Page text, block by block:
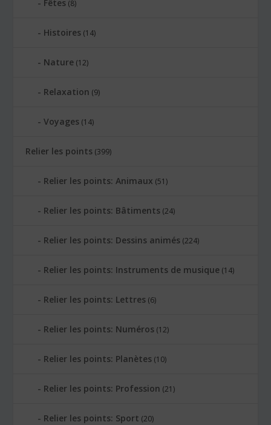
Fêtes (8)
Histoires (14)
Nature (12)
Relaxation (9)
Voyages (14)
Relier les points (399)
Relier les points: Animaux (51)
Relier les points: Bâtiments (24)
Relier les points: Dessins animés (224)
Relier les points: Instruments de musique (14)
Relier les points: Lettres (6)
Relier les points: Numéros (12)
Relier les points: Planètes (10)
Relier les points: Profession (21)
Relier les points: Sport (20)